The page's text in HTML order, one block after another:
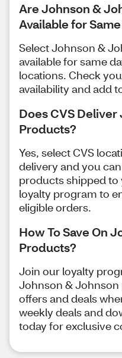
Are Johnson &
Available for
Select Johnson &
available for same
locations. Check
availability and add
Does CVS
Products?
Yes, select CVS
delivery and you
products shipped
loyalty program to
eligible orders.
How To Save On
Products?
Join our loyalty
Johnson &
offers and deals
weekly deals and
today for exclusive